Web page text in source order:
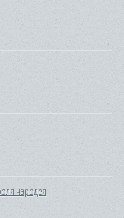
чародея